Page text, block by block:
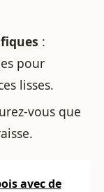
:
pour
lisses.
vous que
avec de